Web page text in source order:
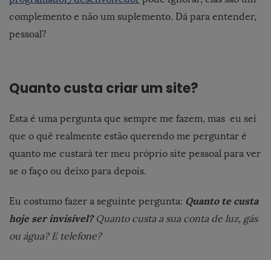
complemento e não um suplemento. Dá para entender,
pessoal?
Quanto custa criar um site?
Esta é uma pergunta que sempre me fazem, mas eu sei
que o quê realmente estão querendo me perguntar é
quanto me custará ter meu próprio site pessoal para ver
se o faço ou deixo para depois.
Eu costumo fazer a seguinte pergunta: Quanto te custa
hoje ser invisível?Quanto custa a sua conta de luz, gás
ou água? E telefone?